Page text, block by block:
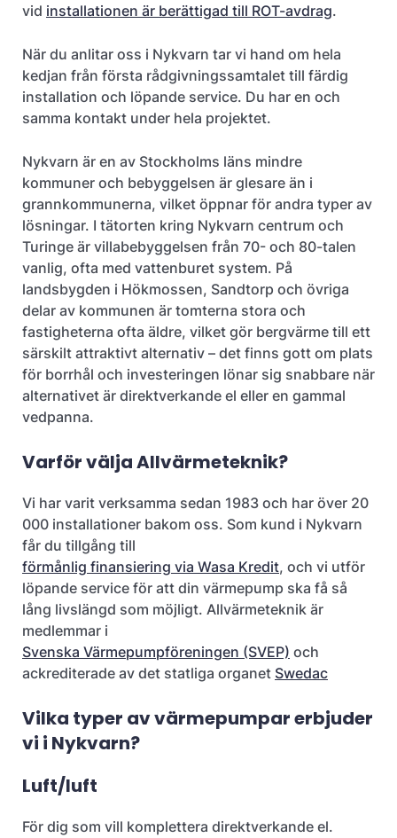
vid installationen är berättigad till ROT-avdrag.
När du anlitar oss i Nykvarn tar vi hand om hela
kedjan från första rådgivningssamtalet till färdig
installation och löpande service. Du har en och
samma kontakt under hela projektet.
Nykvarn är en av Stockholms läns mindre
kommuner och bebyggelsen är glesare än i
grannkommunerna, vilket öppnar för andra typer av
lösningar. I tätorten kring Nykvarn centrum och
Turinge är villabebyggelsen från 70- och 80-talen
vanlig, ofta med vattenburet system. På
landsbygden i Hökmossen, Sandtorp och övriga
delar av kommunen är tomterna stora och
fastigheterna ofta äldre, vilket gör bergvärme till ett
särskilt attraktivt alternativ – det finns gott om plats
för borrhål och investeringen lönar sig snabbare när
alternativet är direktverkande el eller en gammal
vedpanna.
Varför välja Allvärmeteknik?
Vi har varit verksamma sedan 1983 och har över 20
000 installationer bakom oss. Som kund i Nykvarn
får du tillgång till
förmånlig finansiering via Wasa Kredit, och vi utför
löpande service för att din värmepump ska få så
lång livslängd som möjligt. Allvärmeteknik är
medlemmar i
Svenska Värmepumpföreningen (SVEP) och
ackrediterade av det statliga organet Swedac
Vilka typer av värmepumpar erbjuder
vi i Nykvarn?
Luft/luft
För dig som vill komplettera direktverkande el.